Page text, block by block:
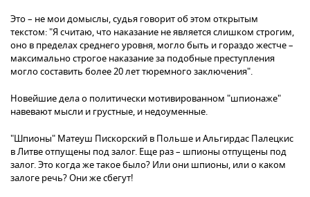
Это – не мои домыслы, судья говорит об этом открытым
текстом: "Я считаю, что наказание не является слишком строгим,
оно в пределах среднего уровня, могло быть и гораздо жестче –
максимально строгое наказание за подобные преступления
могло составить более 20 лет тюремного заключения".
Новейшие дела о политически мотивированном "шпионаже"
навевают мысли и грустные, и недоуменные.
"Шпионы" Матеуш Пискорский в Польше и Альгирдас Палецкис
в Литве отпущены под залог. Еще раз – шпионы отпущены под
залог. Это когда же такое было? Или они шпионы, или о каком
залоге речь? Они же сбегут!